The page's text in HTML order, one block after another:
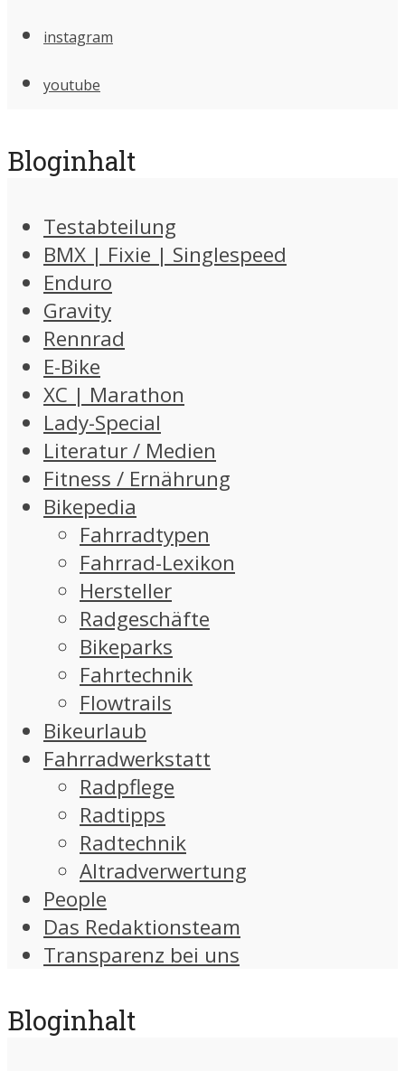
instagram
youtube
Bloginhalt
Testabteilung
BMX | Fixie | Singlespeed
Enduro
Gravity
Rennrad
E-Bike
XC | Marathon
Lady-Special
Literatur / Medien
Fitness / Ernährung
Bikepedia
Fahrradtypen
Fahrrad-Lexikon
Hersteller
Radgeschäfte
Bikeparks
Fahrtechnik
Flowtrails
Bikeurlaub
Fahrradwerkstatt
Radpflege
Radtipps
Radtechnik
Altradverwertung
People
Das Redaktionsteam
Transparenz bei uns
Bloginhalt